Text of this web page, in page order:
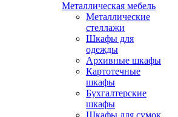
Металлическая мебель
Металлические
стеллажи
Шкафы для
одежды
Архивные шкафы
Картотечные
шкафы
Бухгалтерские
шкафы
Шкафы для сумок